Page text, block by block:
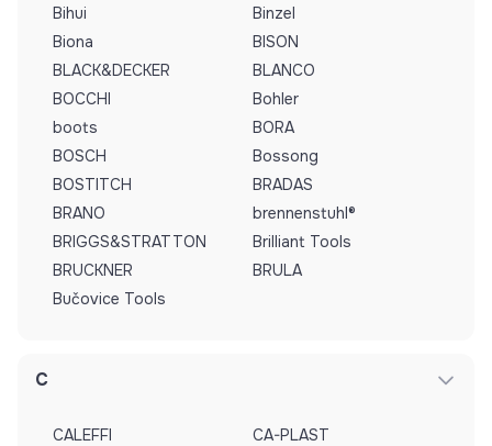
Bihui
Binzel
Biona
BISON
BLACK&DECKER
BLANCO
BOCCHI
Bohler
boots
BORA
BOSCH
Bossong
BOSTITCH
BRADAS
BRANO
brennenstuhl®
BRIGGS&STRATTON
Brilliant Tools
BRUCKNER
BRULA
Bučovice Tools
C
CALEFFI
CA-PLAST